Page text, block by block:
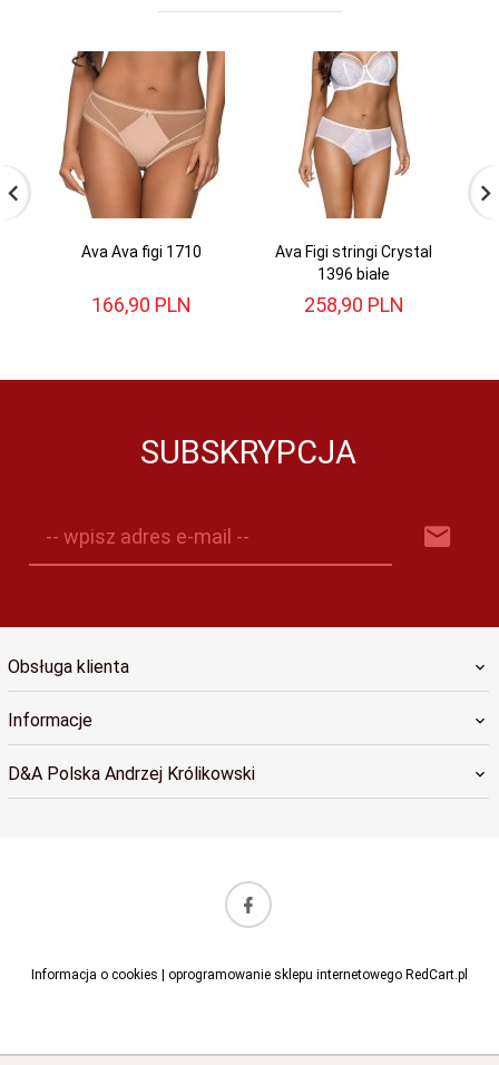
Ava Ava figi 1710
166,90 PLN
Ava Figi stringi Crystal
1396 białe
258,90 PLN
SUBSKRYPCJA
-- wpisz adres e-mail --
Obsługa klienta
Informacje
D&A Polska Andrzej Królikowski
Informacja o cookies | oprogramowanie sklepu internetowego RedCart.pl